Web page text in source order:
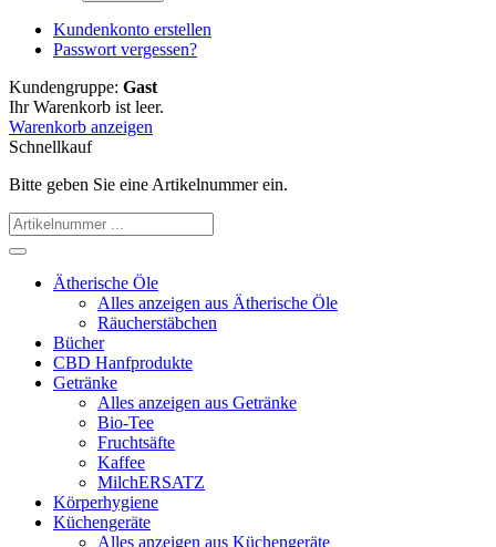
Kundenkonto erstellen
Passwort vergessen?
Kundengruppe: Gast
Ihr Warenkorb ist leer.
Warenkorb anzeigen
Schnellkauf
Bitte geben Sie eine Artikelnummer ein.
Ätherische Öle
Alles anzeigen aus Ätherische Öle
Räucherstäbchen
Bücher
CBD Hanfprodukte
Getränke
Alles anzeigen aus Getränke
Bio-Tee
Fruchtsäfte
Kaffee
MilchERSATZ
Körperhygiene
Küchengeräte
Alles anzeigen aus Küchengeräte